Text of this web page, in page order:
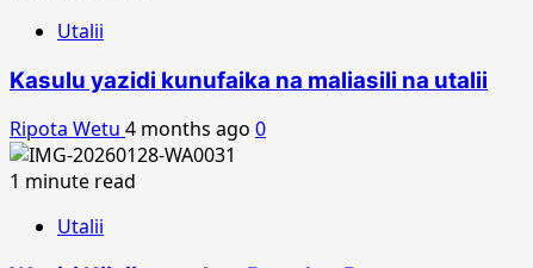
Utalii
Kasulu yazidi kunufaika na maliasili na utalii
Ripota Wetu 4 months ago 0
1 minute read
Utalii